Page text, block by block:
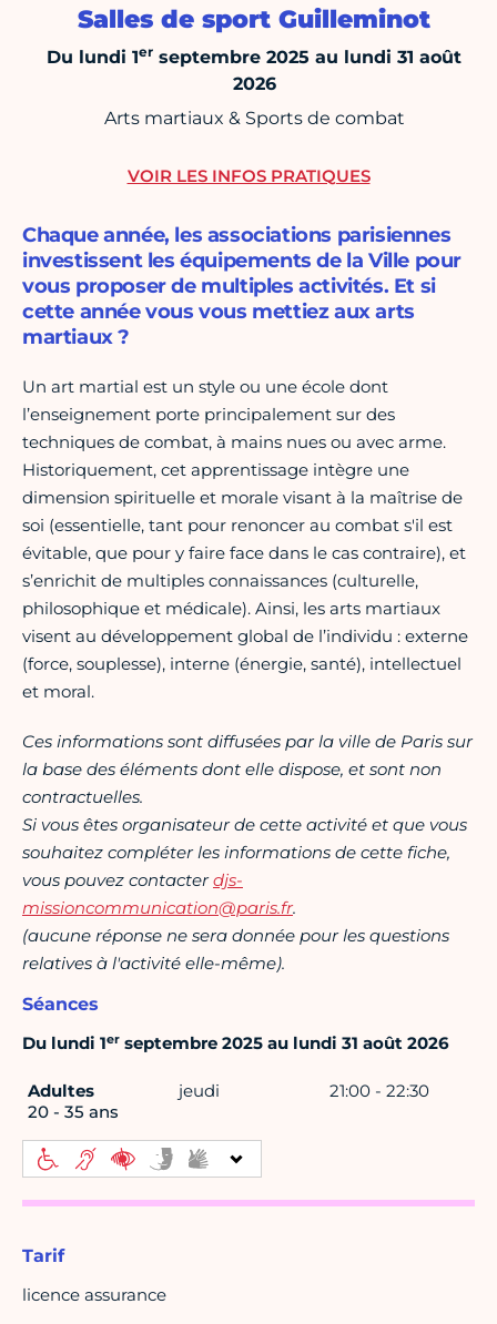
Salles de sport Guilleminot
Du lundi 1er septembre 2025 au lundi 31 août
2026
Arts martiaux & Sports de combat
Chaque année, les associations parisiennes
investissent les équipements de la Ville pour
vous proposer de multiples activités. Et si
cette année vous vous mettiez aux arts
martiaux ?
Un art martial est un style ou une école dont
l’enseignement porte principalement sur des
techniques de combat, à mains nues ou avec arme.
Historiquement, cet apprentissage intègre une
dimension spirituelle et morale visant à la maîtrise de
soi (essentielle, tant pour renoncer au combat s'il est
évitable, que pour y faire face dans le cas contraire), et
s’enrichit de multiples connaissances (culturelle,
philosophique et médicale). Ainsi, les arts martiaux
visent au développement global de l’individu : externe
(force, souplesse), interne (énergie, santé), intellectuel
et moral.
Ces informations sont diffusées par la ville de Paris sur
la base des éléments dont elle dispose, et sont non
contractuelles.
Si vous êtes organisateur de cette activité et que vous
souhaitez compléter les informations de cette fiche,
vous pouvez contacterdjs-
missioncommunication@paris.fr.
(aucune réponse ne sera donnée pour les questions
relatives à l'activité elle-même).
Séances
Du lundi 1er septembre 2025 au lundi 31 août 2026
Adultes
20 - 35 ans
jeudi 21:00 - 22:30
Tarif
licence assurance
VOIR LES INFOS PRATIQUES